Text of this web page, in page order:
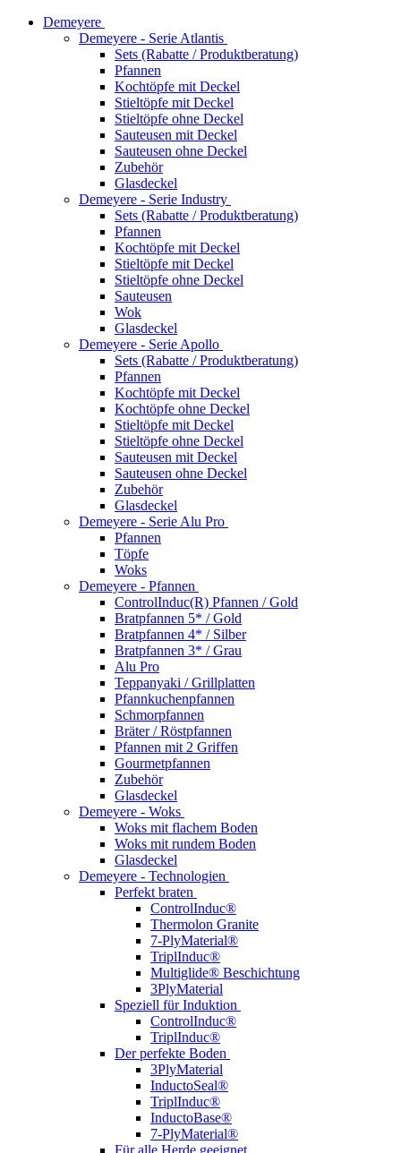
Demeyere
Demeyere - Serie Atlantis
Sets (Rabatte / Produktberatung)
Pfannen
Kochtöpfe mit Deckel
Stieltöpfe mit Deckel
Stieltöpfe ohne Deckel
Sauteusen mit Deckel
Sauteusen ohne Deckel
Zubehör
Glasdeckel
Demeyere - Serie Industry
Sets (Rabatte / Produktberatung)
Pfannen
Kochtöpfe mit Deckel
Stieltöpfe mit Deckel
Stieltöpfe ohne Deckel
Sauteusen
Wok
Glasdeckel
Demeyere - Serie Apollo
Sets (Rabatte / Produktberatung)
Pfannen
Kochtöpfe mit Deckel
Kochtöpfe ohne Deckel
Stieltöpfe mit Deckel
Stieltöpfe ohne Deckel
Sauteusen mit Deckel
Sauteusen ohne Deckel
Zubehör
Glasdeckel
Demeyere - Serie Alu Pro
Pfannen
Töpfe
Woks
Demeyere - Pfannen
ControlInduc(R) Pfannen / Gold
Bratpfannen 5* / Gold
Bratpfannen 4* / Silber
Bratpfannen 3* / Grau
Alu Pro
Teppanyaki / Grillplatten
Pfannkuchenpfannen
Schmorpfannen
Bräter / Röstpfannen
Pfannen mit 2 Griffen
Gourmetpfannen
Zubehör
Glasdeckel
Demeyere - Woks
Woks mit flachem Boden
Woks mit rundem Boden
Glasdeckel
Demeyere - Technologien
Perfekt braten
ControlInduc®
Thermolon Granite
7-PlyMaterial®
TriplInduc®
Multiglide® Beschichtung
3PlyMaterial
Speziell für Induktion
ControlInduc®
TriplInduc®
Der perfekte Boden
3PlyMaterial
InductoSeal®
TriplInduc®
InductoBase®
7-PlyMaterial®
Für alle Herde geeignet